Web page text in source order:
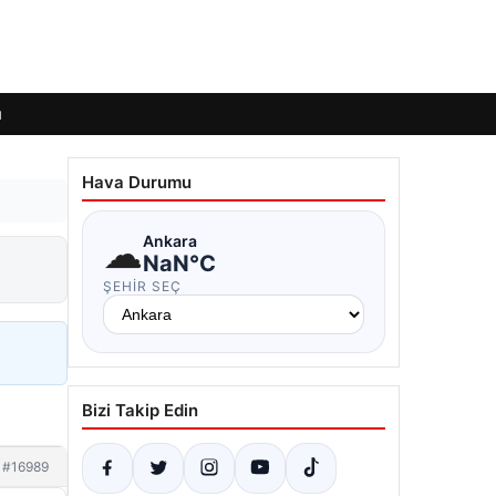
#16989
Hava Durumu
☁Ankara
NaN°C
ŞEHIR SEÇ
Bizi Takip Edin